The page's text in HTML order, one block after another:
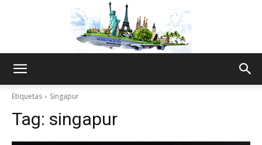
Etiquetas Singapur
Tag: singapur